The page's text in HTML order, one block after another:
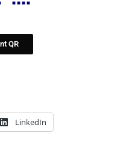
QR
LinkedIn